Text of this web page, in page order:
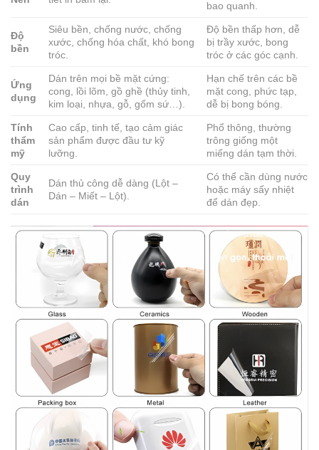
bao quanh.
Độ
bền
Siêu bền, chống nước, chống
xước, chống hóa chất, khó bong
tróc.
Độ bền thấp hơn, dễ
bị trầy xước, bong
tróc ở các góc cạnh.
Ứng
dụng
Dán trên mọi bề mặt cứng:
cong, lồi lõm, gồ ghề (thủy tinh,
kim loại, nhựa, gỗ, gốm sứ…).
Hạn chế trên các bề
mặt cong, phức tạp,
dễ bị bong bóng.
Tính
thẩm
mỹ
Cao cấp, tinh tế, tạo cảm giác
sản phẩm được đầu tư kỹ
lưỡng.
Phổ thông, thường
trông giống một
miếng dán tạm thời.
Quy
trình
dán
Dán thủ công dễ dàng (Lột –
Dán – Miết – Lột).
Có thể cần dùng nước
hoặc máy sấy nhiệt
để dán đẹp.